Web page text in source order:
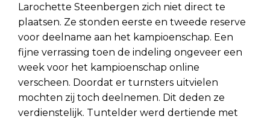
Larochette Steenbergen zich niet direct te
plaatsen. Ze stonden eerste en tweede reserve
voor deelname aan het kampioenschap. Een
fijne verrassing toen de indeling ongeveer een
week voor het kampioenschap online
verscheen. Doordat er turnsters uitvielen
mochten zij toch deelnemen. Dit deden ze
verdienstelijk. Tuntelder werd dertiende met